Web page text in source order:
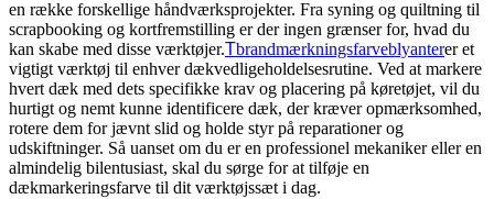
en række forskellige håndværksprojekter. Fra syning og quiltning til
scrapbooking og kortfremstilling er der ingen grænser for, hvad du
kan skabe med disse værktøjer.Tbrandmærkningsfarveblyanterer et
vigtigt værktøj til enhver dækvedligeholdelsesrutine. Ved at markere
hvert dæk med dets specifikke krav og placering på køretøjet, vil du
hurtigt og nemt kunne identificere dæk, der kræver opmærksomhed,
rotere dem for jævnt slid og holde styr på reparationer og
udskiftninger. Så uanset om du er en professionel mekaniker eller en
almindelig bilentusiast, skal du sørge for at tilføje en
dækmarkeringsfarve til dit værktøjssæt i dag.